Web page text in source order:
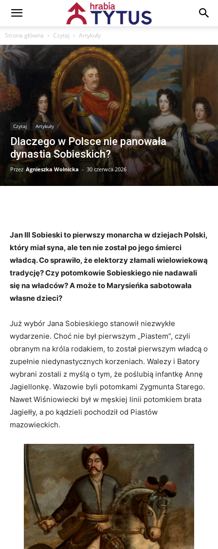
Strona główna Czytaj Artykuły
Czytaj Artykuły
Dlaczego w Polsce nie panowała
dynastia Sobieskich?
Przez Agnieszka Wolnicka - 30 czerwca 2026
Jan III Sobieski to pierwszy monarcha w dziejach Polski,
który miał syna, ale ten nie został po jego śmierci
władcą. Co sprawiło, że elektorzy złamali wielowiekową
tradycję? Czy potomkowie Sobieskiego nie nadawali
się na władców? A może to Marysieńka sabotowała
własne dzieci?
Już wybór Jana Sobieskiego stanowił niezwykłe
wydarzenie. Choć nie był pierwszym „Piastem”, czyli
obranym na króla rodakiem, to został pierwszym władcą o
zupełnie niedynastycznych korzeniach. Walezy i Batory
wybrani zostali z myślą o tym, że poślubią infantkę Annę
Jagiellonkę. Wazowie byli potomkami Zygmunta Starego.
Nawet Wiśniowiecki był w męskiej linii potomkiem brata
Jagiełły, a po kądzieli pochodził od Piastów
mazowieckich.